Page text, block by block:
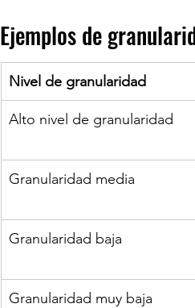
Ejemplos de
Nivel de granularidad
Alto nivel de granularidad
​Granularidad media
​Granularidad baja
​Granularidad muy baja